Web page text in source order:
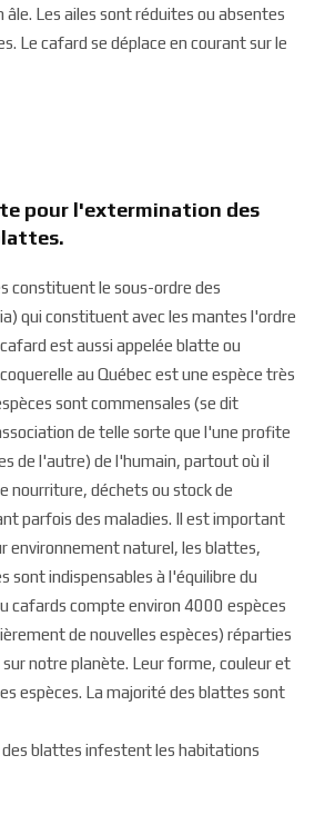
âle. Les ailes sont réduites ou absentes
Le cafard se déplace en courant sur le
pour l'extermination des
constituent le sous-ordre des
qui constituent avec les mantes l'ordre
est aussi appelée blatte ou
au Québec est une espèce très
sont commensales (se dit
de telle sorte que l'une profite
de l'autre) de l'humain, partout où il
nourriture, déchets ou stock de
parfois des maladies. Il est important
environnement naturel, les blattes,
sont indispensables à l'équilibre du
cafards compte environ 4000 espèces
de nouvelles espèces) réparties
notre planète. Leur forme, couleur et
espèces. La majorité des blattes sont
blattes infestent les habitations